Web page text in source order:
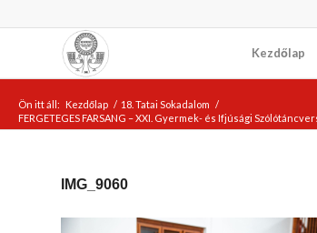
Kezdőlap
Ön itt áll: Kezdőlap / 18. Tatai Sokadalom /
FERGETEGES FARSANG – XXI. Gyermek- és Ifjúsági
IMG_9060